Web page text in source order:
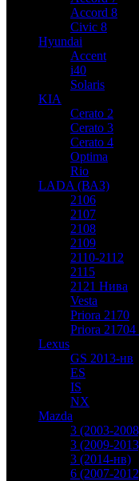
Accord 8
Civic 8
Hyundai
Accent
i40
Solaris
KIA
Cerato 2
Cerato 3
Cerato 4
Optima
Rio
LADA (ВАЗ)
2106
2107
2108
2109
2110-2112
2115
2121 Нива
Vesta
Priora 2170
Priora 21704
Lexus
GS 2013-нв
ES
IS
NX
Mazda
3 (2003-
3 (2009-
3 (2014-нв)
6 (2007-